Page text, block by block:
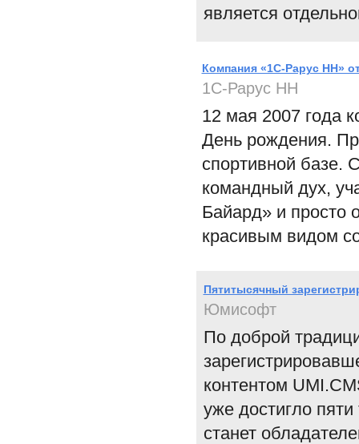
является
Компания «1С-Рарус НН»
1С-Рарус НН
12 мая 2007 года
День рождения.
спортивной базе.
командный дух,
Байард» и просто
красивым видом
Пятитысячный
Юмисофт
По доброй
контентом
уже достигло
станет